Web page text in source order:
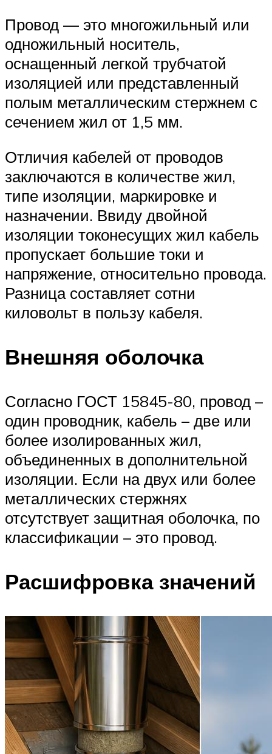
Провод — это многожильный или
одножильный носитель,
оснащенный легкой трубчатой
изоляцией или представленный
полым металлическим стержнем с
сечением жил от 1,5 мм.
Отличия кабелей от проводов
заключаются в количестве жил,
типе изоляции, маркировке и
назначении. Ввиду двойной
изоляции токонесущих жил кабель
пропускает большие токи и
напряжение, относительно провода.
Разница составляет сотни
киловольт в пользу кабеля.
Внешняя оболочка
Согласно ГОСТ 15845-80, провод –
один проводник, кабель – две или
более изолированных жил,
объединенных в дополнительной
изоляции. Если на двух или более
металлических стержнях
отсутствует защитная оболочка, по
классификации – это провод.
Расшифровка значений